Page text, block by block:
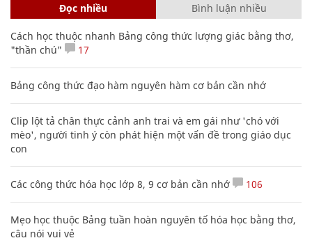
Đọc nhiều Bình luận nhiều
Cách học thuộc nhanh Bảng công thức lượng giác bằng thơ,
"thần chú"
17
Bảng công thức đạo hàm nguyên hàm cơ bản cần nhớ
Clip lột tả chân thực cảnh anh trai và em gái như 'chó với
mèo', người tinh ý còn phát hiện một vấn đề trong giáo dục
con
Các công thức hóa học lớp 8, 9 cơ bản cần nhớ 106
Mẹo học thuộc Bảng tuần hoàn nguyên tố hóa học bằng thơ,
câu nói vui vẻ